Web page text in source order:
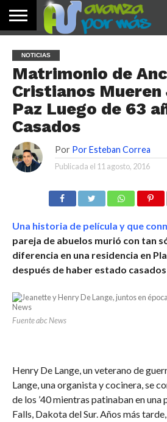
PALABRA
DE HOY
DEVOCIONALES
NOTICIAS
TESTIMONIOS
ORACIONES
SOBRE
NOSOTROS
IMÁGENES
NOTICIAS
Matrimonio de
Cristianos Mueren
Paz Luego de 63
Casados
Por Por Esteban Correa
Publicada el 11 agosto, 2016
Una historia de película y que
pareja de abuelos murió con tan
diferencia en una residencia en
después de haber estado casados
Fuente abc News
Henry De Lange, un veterano de
Lange, una organista y cocinera, se
de los ’40 mientras patinaban en una
Falls, Dakota del Sur. Años más